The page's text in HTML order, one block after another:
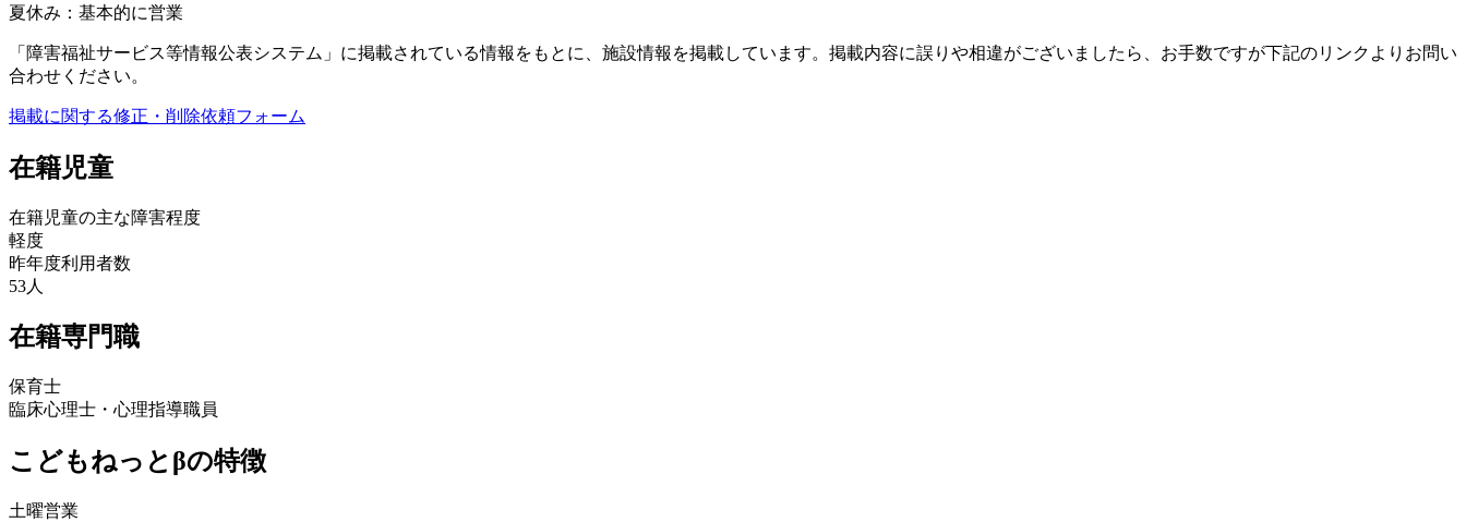
夏休み：基本的に営業
「障害福祉サービス等情報公表システム」に掲載されている情報をもとに、施設情報を掲載しています。掲載内容に誤りや相違がございましたら、お手数ですが下記のリンクよりお問い
合わせください。
掲載に関する修正・削除依頼フォーム
在籍児童
在籍児童の主な障害程度
軽度
昨年度利用者数
53人
在籍専門職
保育士
臨床心理士・心理指導職員
こどもねっとβの特徴
土曜営業